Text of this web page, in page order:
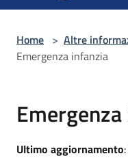
Home > Altre
Emergenza infanzia
Ultimo aggiornamento